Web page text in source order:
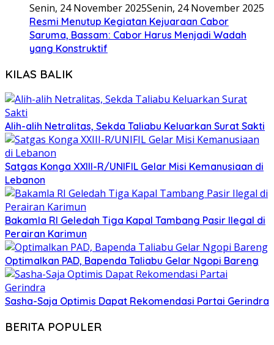
Senin, 24 November 2025Senin, 24 November 2025
Resmi Menutup Kegiatan Kejuaraan Cabor
Saruma, Bassam: Cabor Harus Menjadi Wadah
yang Konstruktif
KILAS BALIK
Alih-alih Netralitas, Sekda Taliabu Keluarkan Surat Sakti
Satgas Konga XXIII-R/UNIFIL Gelar Misi Kemanusiaan di
Lebanon
Bakamla RI Geledah Tiga Kapal Tambang Pasir Ilegal di
Perairan Karimun
Optimalkan PAD, Bapenda Taliabu Gelar Ngopi Bareng
Sasha-Saja Optimis Dapat Rekomendasi Partai Gerindra
BERITA POPULER